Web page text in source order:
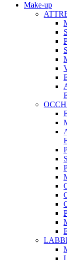
Make-up